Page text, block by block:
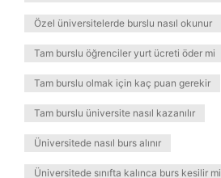
Özel üniversitelerde burslu nasıl okunur
Tam burslu öğrenciler yurt ücreti öder mi
Tam burslu olmak için kaç puan gerekir
Tam burslu üniversite nasıl kazanılır
Üniversitede nasıl burs alınır
Üniversitede sınıfta kalınca burs kesilir mi